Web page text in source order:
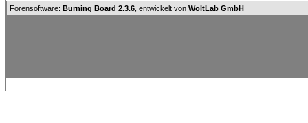
Forensoftware: Burning Board 2.3.6 , entwickelt von WoltLab GmbH